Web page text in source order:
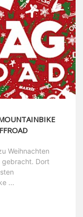
Weihnachten
gebracht. Dort
...